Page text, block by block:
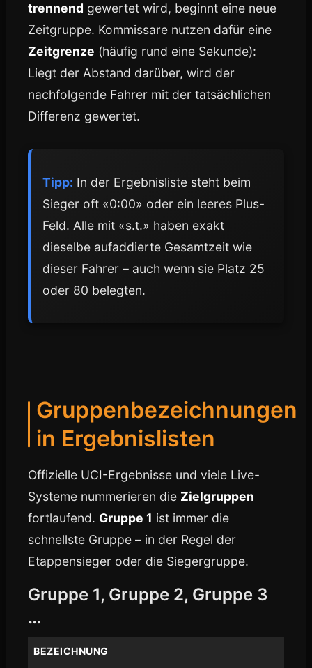
trennend gewertet wird, beginnt eine neue
Zeitgruppe. Kommissare nutzen dafür eine
Zeitgrenze (häufig rund eine Sekunde):
Liegt der Abstand darüber, wird der
nachfolgende Fahrer mit der tatsächlichen
Differenz gewertet.
Tipp: In der Ergebnisliste steht beim
Sieger oft «0:00» oder ein leeres Plus-
Feld. Alle mit «s.t.» haben exakt
dieselbe aufaddierte Gesamtzeit wie
dieser Fahrer – auch wenn sie Platz 25
oder 80 belegten.
Gruppenbezeichnungen
in Ergebnislisten
Offizielle UCI-Ergebnisse und viele Live-
Systeme nummerieren die Zielgruppen
fortlaufend. Gruppe 1 ist immer die
schnellste Gruppe – in der Regel der
Etappensieger oder die Siegergruppe.
Gruppe 1, Gruppe 2, Gruppe 3
…
BEZEICHNUNG